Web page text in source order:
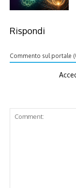
Rispondi
Commento sul portale